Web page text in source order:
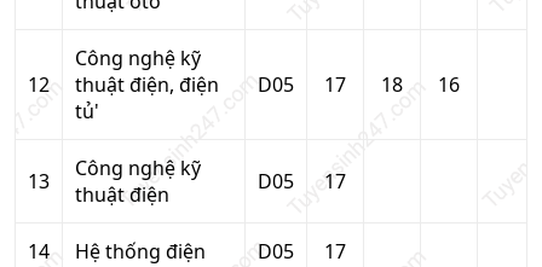
12
Công nghệ kỹ
thuật điện, điện
tủ'
D05 17 18 16
13
Công nghệ kỹ
thuật điện
D05 17
14 Hệ thống điện D05 17